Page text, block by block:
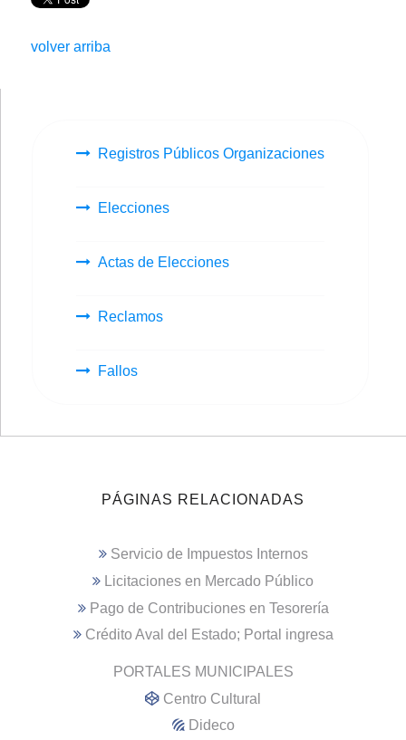
volver arriba
Registros Públicos Organizaciones
Elecciones
Actas de Elecciones
Reclamos
Fallos
PÁGINAS RELACIONADAS
Servicio de Impuestos Internos
Licitaciones en Mercado Público
Pago de Contribuciones en Tesorería
Crédito Aval del Estado; Portal ingresa
PORTALES MUNICIPALES
Centro Cultural
Dideco